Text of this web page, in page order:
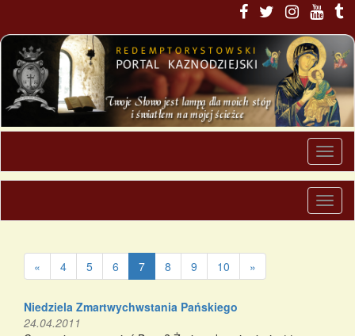
« 4 5 6 7 8 9 10 »
Niedziela Zmartwychwstania Pańskiego
24.04.2011